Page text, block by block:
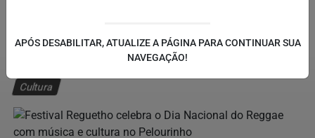
Cultura
APÓS DESABILITAR, ATUALIZE A PÁGINA PARA CONTINUAR SUA
NAVEGAÇÃO!